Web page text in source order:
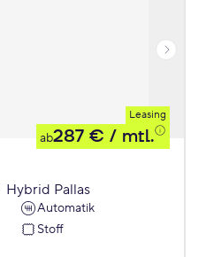
Leasing
ab287 € / mtl.
Hybrid Pallas
Automatik
Stoff